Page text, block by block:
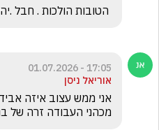
17:05 - 01.07.2026
אוריאל ניסן
מכהני העבודה זרה של